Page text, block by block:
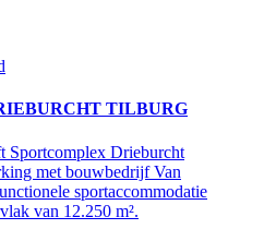
TILBURG
Sportcomplex Drieburcht
met bouwbedrijf Van
sportaccommodatie
van 12.250 m².